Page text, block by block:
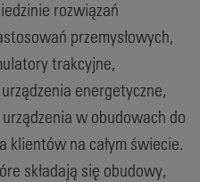
rozwiązań
przemysłowych,
trakcyjne,
energetyczne,
w obudowach do
klientów na całym świecie.
składają się obudowy,